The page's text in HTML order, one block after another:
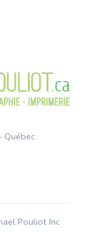
Québec
Pouliot Inc